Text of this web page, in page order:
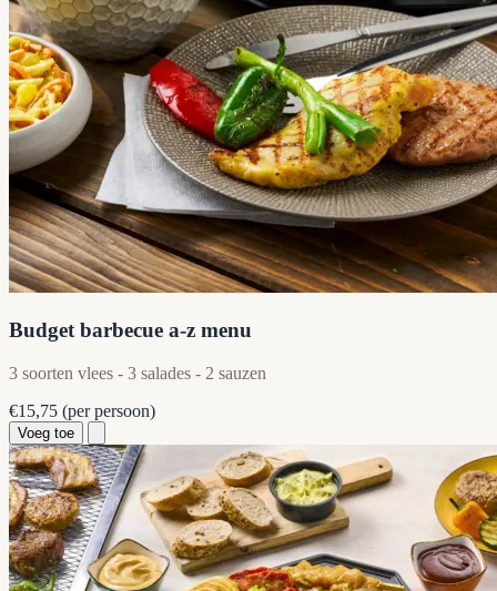
Budget barbecue a-z menu
3 soorten vlees - 3 salades - 2 sauzen
€15,75 (per persoon)
Voeg toe